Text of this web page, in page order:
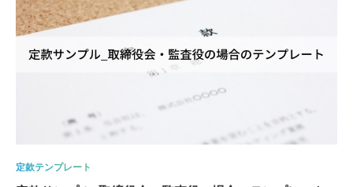
定款テンプレート